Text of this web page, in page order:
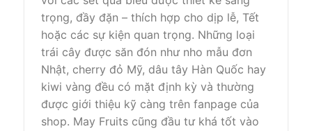
trọng, đầy đặn – thích hợp cho dịp lễ, Tết
hoặc các sự kiện quan trọng. Những loại
trái cây được săn đón như nho mẫu đơn
Nhật, cherry đỏ Mỹ, dâu tây Hàn Quốc hay
kiwi vàng đều có mặt định kỳ và thường
được giới thiệu kỹ càng trên fanpage của
shop. May Fruits cũng đầu tư khá tốt vào